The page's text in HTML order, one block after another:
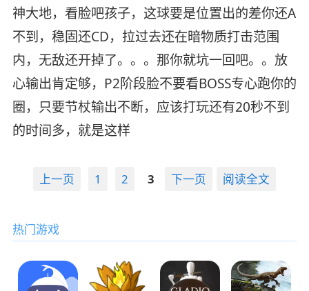
神大地，看脸吧孩子，这球要是位置出的差你还A
不到，稳固还CD，拉过去还在暗物质打击范围
内，无敌还开掉了。。。那你就坑一回吧。。放
心输出肯定够，P2阶段脸不要看BOSS专心跑你的
圈，只要节杖输出不断，应该打玩还有20秒不到
的时间多，就是这样
上一页 1 2 3 下一页 阅读全文
热门游戏